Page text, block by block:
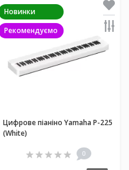
Новинки
Рекомендуємо
Цифрове піаніно Yamaha P-225
(White)
0